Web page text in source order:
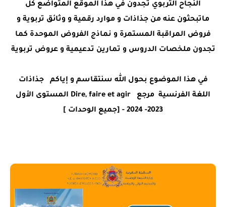
النجاح التربوي تجدون في هذا الموقع المتواضع كل
ماتبحثون عنه من جذاذات و موارد رقمية و وثائق تربوية و
فروض المراقبة المستمرة و نماذج الفروض الموحدة كما
تجدون ملخصات الدروس و تمارين تدعيمية و عروض تربوية
في هذا الموضوع بحول الله سنتقاسم و إياكم
جذاذات
اللغة الفرنسية مرجع Dire, faire et agir المستوى الأول
2023- 2024 - [جميع الوحدات ]